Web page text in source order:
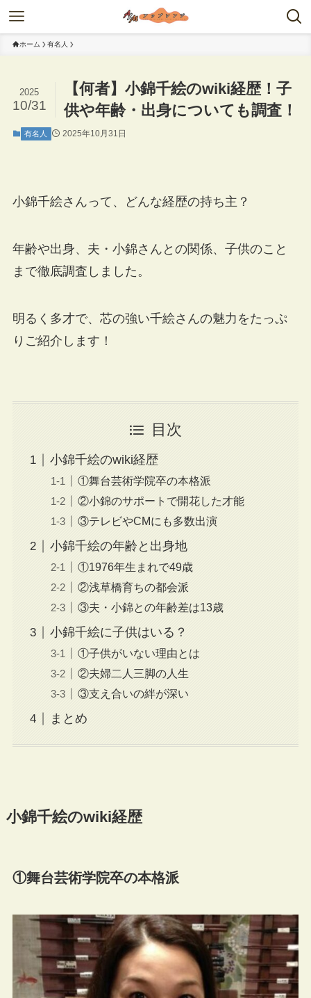
ホーム 有名人
【何者】小錦千絵のwiki経歴！子
供や年齢・出身についても調査！
2025
10/31
有名人 2025年10月31日
小錦千絵さんって、どんな経歴の持ち主？
年齢や出身、夫・小錦さんとの関係、子供のこと
まで徹底調査しました。
明るく多才で、芯の強い千絵さんの魅力をたっぷ
りご紹介します！
目次
小錦千絵のwiki経歴
①舞台芸術学院卒の本格派
②小錦のサポートで開花した才能
③テレビやCMにも多数出演
小錦千絵の年齢と出身地
①1976年生まれで49歳
②浅草橋育ちの都会派
③夫・小錦との年齢差は13歳
小錦千絵に子供はいる？
①子供がいない理由とは
②夫婦二人三脚の人生
③支え合いの絆が深い
まとめ
小錦千絵のwiki経歴
①舞台芸術学院卒の本格派